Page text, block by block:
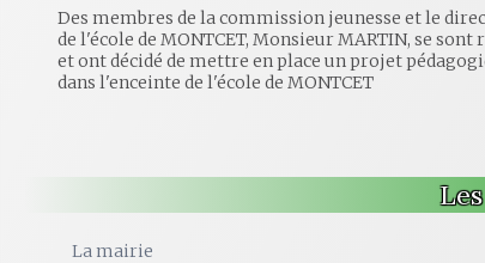
Des membres de la commission jeunesse et le
de l'école de MONTCET, Monsieur MARTIN, se sont
et ont décidé de mettre en place un projet
dans l'enceinte de l'école de MONTCET
La mairie